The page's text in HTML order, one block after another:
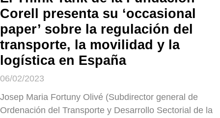
Corell presenta su ‘occasional
paper’ sobre la regulación del
transporte, la movilidad y la
logística en España
06/02/2023
Josep Maria Fortuny Olivé (Subdirector general de
Ordenación del Transporte y Desarrollo Sectorial de la